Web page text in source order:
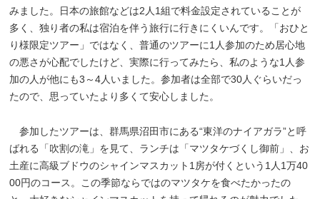
みました。日本の旅館などは2人1組で料金設定されていることが
多く、独り者の私は宿泊を伴う旅行に行きにくいんです。「おひと
り様限定ツアー」ではなく、普通のツアーに1人参加のため居心地
の悪さが心配でしたけど、実際に行ってみたら、私のような1人参
加の人が他にも3～4人いました。参加者は全部で30人ぐらいだっ
たので、思っていたより多くて安心しました。
参加したツアーは、群馬県沼田市にある“東洋のナイアガラ”と呼
ばれる「吹割の滝」を見て、ランチは「マツタケづくし御前」、お
土産に高級ブドウのシャインマスカット1房が付くという1人1万40
00円のコース。この季節ならではのマツタケを食べたかったの